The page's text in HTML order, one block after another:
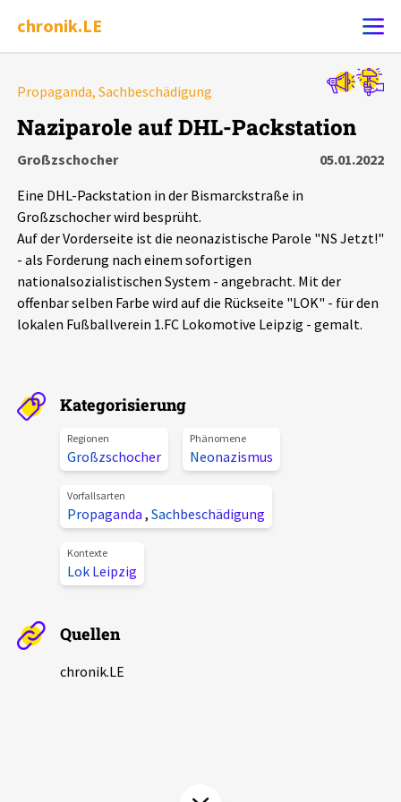
chronik.LE
Ereignis melden
Chronik
Dossiers
Leipziger Zustände
Schlaglichter
Aktuelles
Alle Beiträge
Veranstaltungen
Podcasts
Projektbeschreibung
Kontakt
Spenden
chronik.LE in der Presse
Propaganda, Sachbeschädigung
Naziparole auf DHL-Packstation
Großzschocher
05.01.2022
Eine DHL-Packstation in der Bismarckstraße in
Großzschocher wird besprüht.
Auf der Vorderseite ist die neonazistische Parole "NS Jetzt!"
- als Forderung nach einem sofortigen
nationalsozialistischen System - angebracht. Mit der
offenbar selben Farbe wird auf die Rückseite "LOK" - für den
lokalen Fußballverein 1.FC Lokomotive Leipzig - gemalt.
Kategorisierung
Regionen
Großzschocher
Phänomene
Neonazismus
Vorfallsarten
Propaganda , Sachbeschädigung
Kontexte
Lok Leipzig
Quellen
chronik.LE
Alle Ereignisse
Ereignisse
Ereignisse
Exportieren